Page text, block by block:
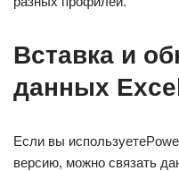
Вставка и
данных
Если вы
версию, можно связать